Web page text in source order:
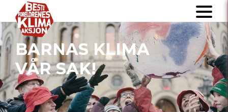
BARNAS KLIMA
VÅR SAK!